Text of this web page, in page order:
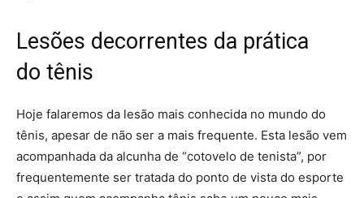
Lesões decorrentes da prática
do tênis
Hoje falaremos da lesão mais conhecida no mundo do
tênis, apesar de não ser a mais frequente. Esta lesão vem
acompanhada da alcunha de “cotovelo de tenista”, por
frequentemente ser tratada do ponto de vista do esporte